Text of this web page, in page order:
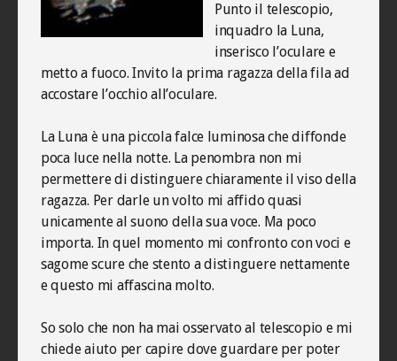
Punto il telescopio,
inquadro la Luna,
inserisco l’oculare e
metto a fuoco. Invito la prima ragazza della fila ad
accostare l’occhio all’oculare.
La Luna è una piccola falce luminosa che diffonde
poca luce nella notte. La penombra non mi
permettere di distinguere chiaramente il viso della
ragazza. Per darle un volto mi affido quasi
unicamente al suono della sua voce. Ma poco
importa. In quel momento mi confronto con voci e
sagome scure che stento a distinguere nettamente
e questo mi affascina molto.
So solo che non ha mai osservato al telescopio e mi
chiede aiuto per capire dove guardare per poter